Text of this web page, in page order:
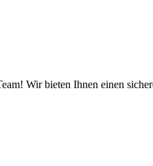
Wir bieten Ihnen einen